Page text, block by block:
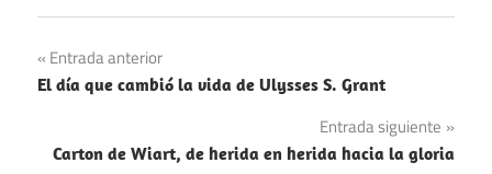
Navegación
de
entradas
Entrada anterior
El día que cambió la vida de Ulysses S. Grant
Entrada siguiente
Carton de Wiart, de herida en herida hacia la gloria